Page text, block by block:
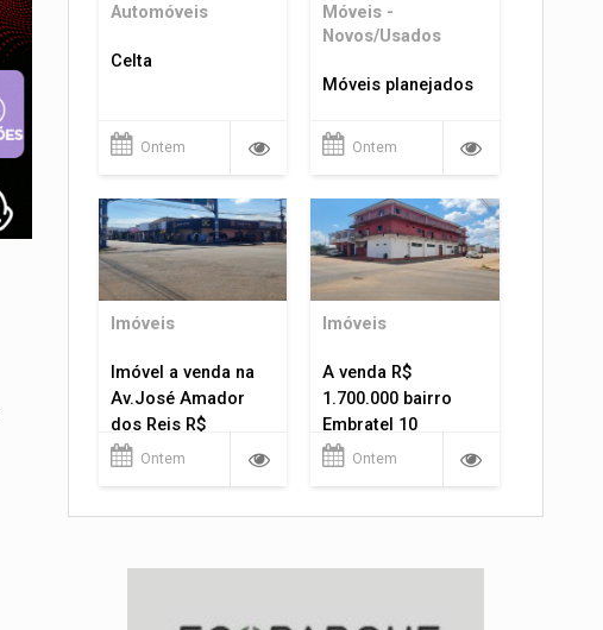
Automóveis
Celta
Ontem
Móveis -
Novos/Usados
Móveis planejados
Ontem
Imóveis
Imóvel a venda na
Av.José Amador
dos Reis R$
1.400.000
Ontem
Imóveis
A venda R$
1.700.000 bairro
Embratel 10
apartamentos!
Ontem